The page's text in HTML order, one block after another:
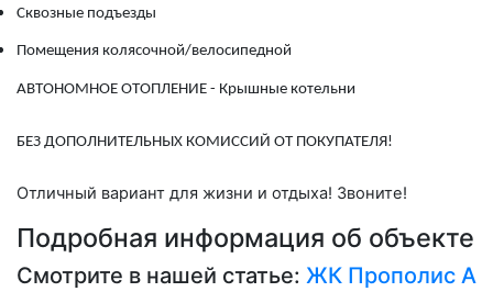
Сквозные подъезды
Помещения колясочной/велосипедной
АВТОНОМНОЕ ОТОПЛЕНИЕ - Крышные котельни
БЕЗ ДОПОЛНИТЕЛЬНЫХ КОМИССИЙ ОТ ПОКУПАТЕЛЯ!
Отличный вариант для жизни и отдыха! Звоните!
Подробная информация об объекте
Смотрите в нашей статье: ЖК Прополис А